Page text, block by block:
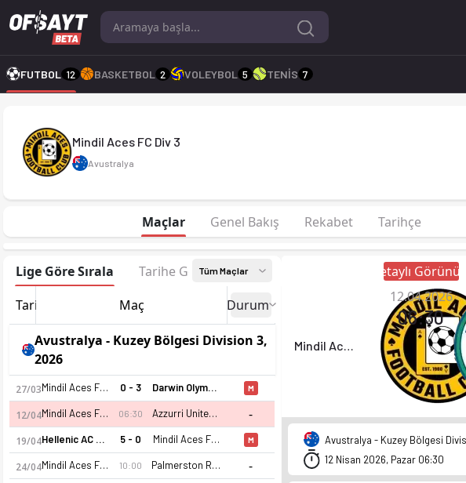
Mindil Aces FC Div 3 26-27 sezonu | Kuzey Bölgesi Division 3'de 4. sırada, 19
FUTBOL 12 BASKETBOL 2 VOLEYBOL 5 TENİS 7
Mindil Aces FC Div 3
Avustralya
Maçlar Genel Bakış Rekabet Tarihçe
Lige Göre Sırala Tarihe Göre Sırala
Tüm Maçlar
Tarih Maç Durum
Avustralya - Kuzey Bölgesi Division 3,
2026
27/03 Mindil Aces FC Div 3 0 - 3 Darwin Olympic SC Div 3 M
12/04 Mindil Aces FC Div 3 06:30 Azzurri United FC Div 3 -
19/04 Hellenic AC Div 3 5 - 0 Mindil Aces FC Div 3 M
24/04 Mindil Aces FC Div 3 10:00 Palmerston Rovers FC Div 3 -
Detaylı Görünüm
Mindil Aces FC Div 3
12.04.2026
06:30
Avustralya - Kuzey Bölgesi
12 Nisan 2026, Pazar 06:30